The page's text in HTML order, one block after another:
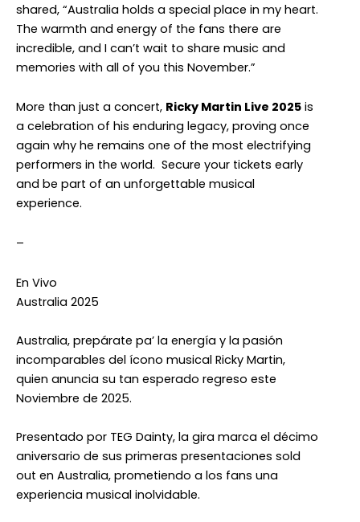
shared, “Australia holds a special place in my heart.
The warmth and energy of the fans there are
incredible, and I can’t wait to share music and
memories with all of you this November.”
More than just a concert, Ricky Martin Live 2025 is
a celebration of his enduring legacy, proving once
again why he remains one of the most electrifying
performers in the world. Secure your tickets early
and be part of an unforgettable musical
experience.
–
En Vivo
Australia 2025
Australia, prepárate pa’ la energía y la pasión
incomparables del ícono musical Ricky Martin,
quien anuncia su tan esperado regreso este
Noviembre de 2025.
Presentado por TEG Dainty, la gira marca el décimo
aniversario de sus primeras presentaciones sold
out en Australia, prometiendo a los fans una
experiencia musical inolvidable.